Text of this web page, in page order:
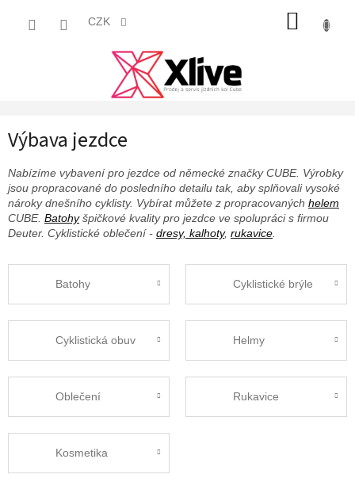
CZK
Výbava jezdce
Nabízíme vybavení pro jezdce od německé značky CUBE. Výrobky
jsou propracované do posledního detailu tak, aby splňovali vysoké
nároky dnešního cyklisty. Vybírat můžete z propracovaných helem
CUBE. Batohyšpičkové kvality pro jezdce ve spolupráci s firmou
Deuter. Cyklistické oblečení - dresy, kalhoty, rukavice
Batohy Cyklistické brýle
Cyklistická obuv Helmy
Oblečení Rukavice
Kosmetika